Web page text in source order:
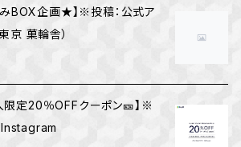
みBOX企画★】※投稿：公式ア
京 菓輪舎）
限定20％OFFクーポン🎫】※
Instagram